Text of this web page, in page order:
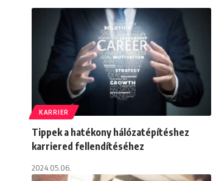
KARRIER
Tippek a hatékony hálózatépítéshez
karriered fellendítéséhez
2024.05.06.